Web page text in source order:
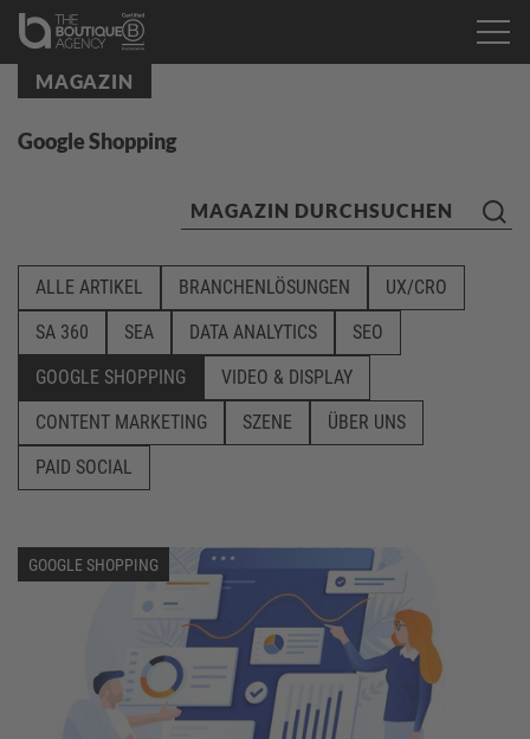
MAGAZIN
Google Shopping
ALLE ARTIKEL BRANCHENLÖSUNGEN
UX/CRO
SA 360
SEA DATA ANALYTICS
SEO
GOOGLE SHOPPING
VIDEO & DISPLAY
CONTENT MARKETING
SZENE
ÜBER UNS
PAID SOCIAL
GOOGLE SHOPPING